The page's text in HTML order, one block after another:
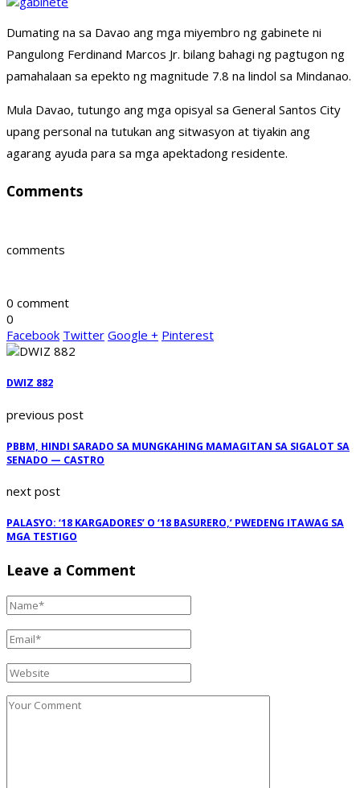
Dumating na sa Davao ang mga miyembro ng gabinete ni
Pangulong Ferdinand Marcos Jr. bilang bahagi ng pagtugon ng
pamahalaan sa epekto ng magnitude 7.8 na lindol sa Mindanao.
Mula Davao, tutungo ang mga opisyal sa General Santos City
upang personal na tutukan ang sitwasyon at tiyakin ang
agarang ayuda para sa mga apektadong residente.
Comments
comments
0 comment
0
Facebook Twitter Google + Pinterest
DWIZ 882
previous post
PBBM, HINDI SARADO SA MUNGKAHING MAMAGITAN SA SIGALOT SA
SENADO — CASTRO
next post
PALASYO: ‘18 KARGADORES’ O ‘18 BASURERO,’ PWEDENG ITAWAG SA
MGA TESTIGO
Leave a Comment